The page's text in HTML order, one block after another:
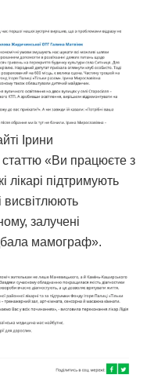
Ірини
статтю «Ви працюєте з
підтримують
висвітлюють
залучені
мамограф».